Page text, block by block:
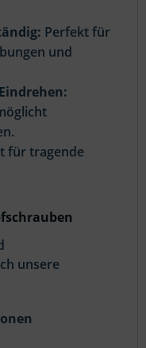
Perfekt für
und
für tragende
unsere